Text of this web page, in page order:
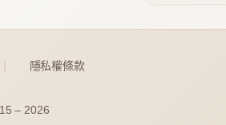
隱私權條款
– 2026